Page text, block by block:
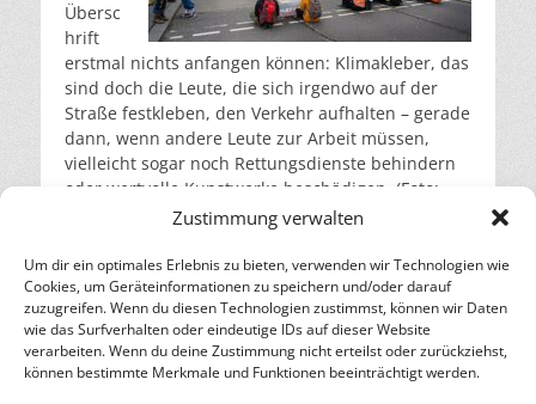
Zustimmung verwalten
Um dir ein optimales Erlebnis zu bieten, verwenden wir Technologien wie
Cookies, um Geräteinformationen zu speichern und/oder darauf
zuzugreifen. Wenn du diesen Technologien zustimmst, können wir Daten
wie das Surfverhalten oder eindeutige IDs auf dieser Website
verarbeiten. Wenn du deine Zustimmung nicht erteilst oder zurückziehst,
können bestimmte Merkmale und Funktionen beeinträchtigt werden.
Übersc
hrift
erstmal nichts anfangen können: Klimakleber, das
sind doch die Leute, die sich irgendwo auf der
Straße festkleben, den Verkehr aufhalten – gerade
dann, wenn andere Leute zur Arbeit müssen,
vielleicht sogar noch Rettungsdienste behindern
oder wertvolle Kunstwerke beschädigen. (Foto:
Mitglieder der „Letzten Generation“ blockieren Straße
stuff, Germany–CC BY 2.0,commons.wikimedia.org)
weiterlesen…
– Energie für die Zukunft –